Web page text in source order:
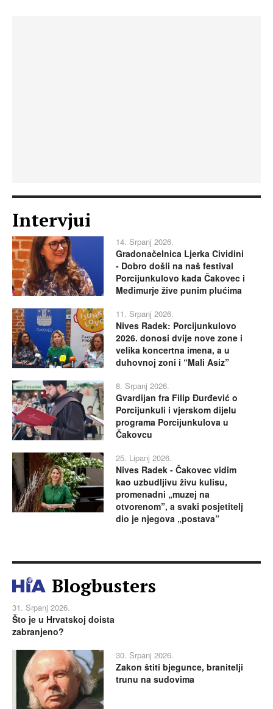
Intervjui
14. Srpanj 2026.
Gradonačelnica Ljerka Cividini
- Dobro došli na naš festival
Porcijunkulovo kada Čakovec i
Međimurje žive punim plućima
11. Srpanj 2026.
Nives Radek: Porcijunkulovo
2026. donosi dvije nove zone i
velika koncertna imena, a u
duhovnoj zoni i “Mali Asiz”
8. Srpanj 2026.
Gvardijan fra Filip Đurđević o
Porcijunkuli i vjerskom dijelu
programa Porcijunkulova u
Čakovcu
25. Lipanj 2026.
Nives Radek - Čakovec vidim
kao uzbudljivu živu kulisu,
promenadni „muzej na
otvorenom”, a svaki posjetitelj
dio je njegova „postava”
Blogbusters
31. Srpanj 2026.
Što je u Hrvatskoj doista
zabranjeno?
30. Srpanj 2026.
Zakon štiti bjegunce, branitelji
trunu na sudovima